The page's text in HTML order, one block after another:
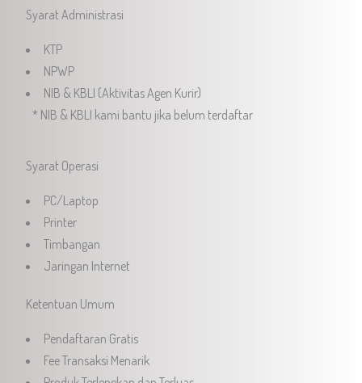
Syarat Administrasi
KTP
NPWP
NIB & KBLI (Aktivitas Agen Kurir)
* NIB & KBLI kami bantu jika belum terdaftar
Syarat Operasi
PC/Laptop
Printer
Timbangan
Jaringan Internet
Ketentuan Umum
Pendaftaran Gratis
Fee Transaksi Menarik